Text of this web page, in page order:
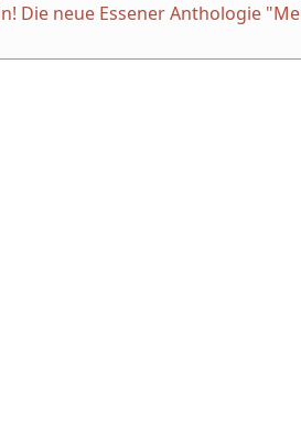
Die neue Essener Anthologie